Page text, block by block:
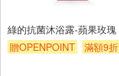
綠的抗菌沐浴露-蘋果玫瑰
贈OPENPOINT
滿額9折